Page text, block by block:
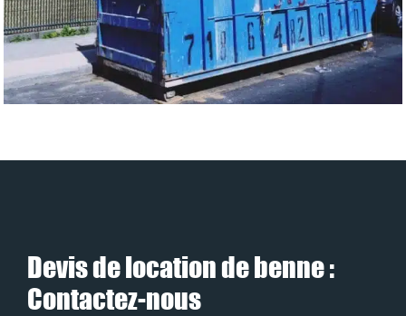
Devis de location de benne :
Contactez-nous